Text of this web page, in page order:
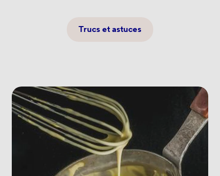
Trucs et astuces